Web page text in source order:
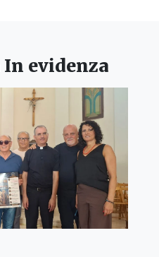
In evidenza